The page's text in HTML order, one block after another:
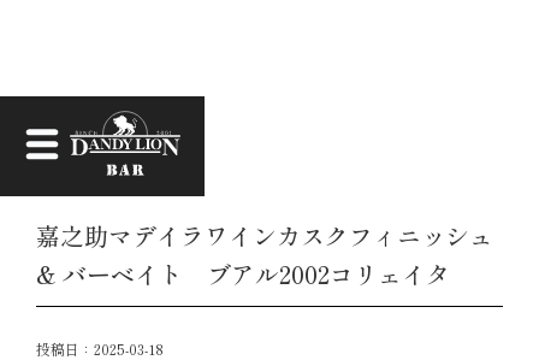
お知らせ
嘉之助マデイラワインカスクフィニッシュ
& バーベイト ブアル2002コリェイタ
投稿日： 2025-03-18